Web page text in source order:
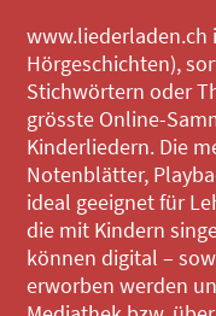
www.liederladen.ch
Hörgeschichten),
Stichwörtern oder
grösste Online-
Kinderliedern. Die
Notenblätter,
ideal geeignet für
die mit Kindern
können digital –
erworben werden